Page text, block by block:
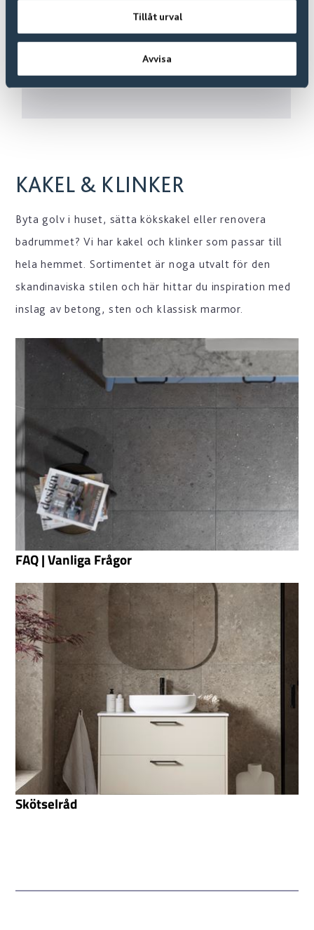
Tillåt urval
Avvisa
Från:931 SEK/m2
KAKEL & KLINKER
Byta golv i huset, sätta kökskakel eller renovera
badrummet? Vi har kakel och klinker som passar till
hela hemmet. Sortimentet är noga utvalt för den
skandinaviska stilen och här hittar du inspiration med
inslag av betong, sten och klassisk marmor.
FAQ | Vanliga Frågor
Skötselråd